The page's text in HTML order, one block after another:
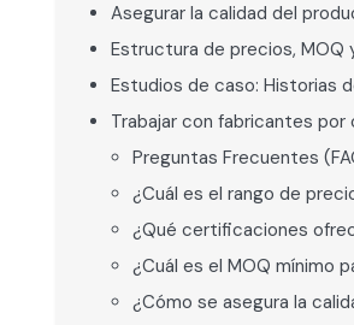
Asegurar la calidad del
Estructura de precios, MOQ
Estudios de caso: Historias
Trabajar con fabricantes
Preguntas Frecuentes
¿Cuál es el rango de
¿Qué certificaciones
¿Cuál es el MOQ mínimo
¿Cómo se asegura la